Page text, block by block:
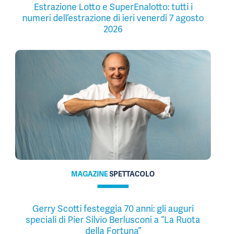
Estrazione Lotto e SuperEnalotto: tutti i
numeri dell’estrazione di ieri venerdì 7 agosto
2026
MAGAZINESPETTACOLO
Gerry Scotti festeggia 70 anni: gli auguri
speciali di Pier Silvio Berlusconi a “La Ruota
della Fortuna”